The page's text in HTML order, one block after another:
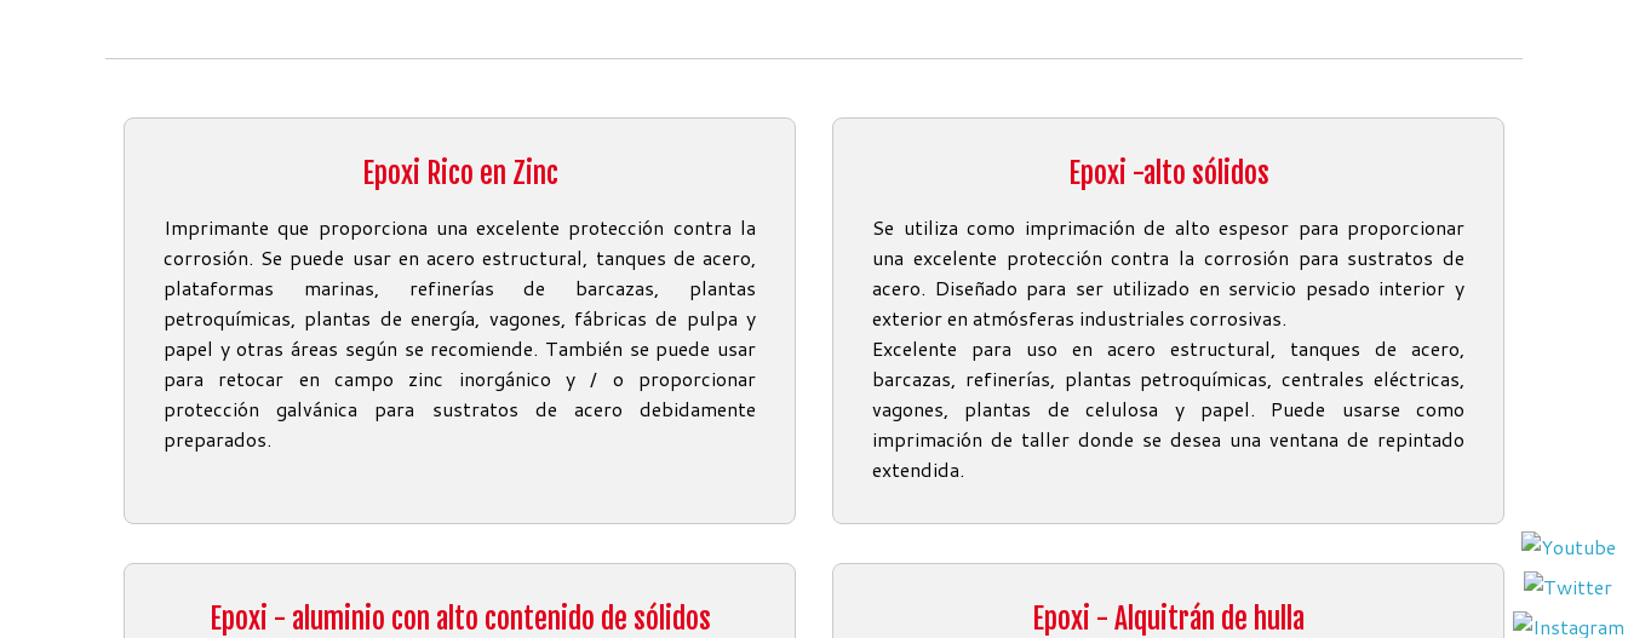
Epoxi Rico en Zinc
Imprimante que proporciona una excelente protección contra la
corrosión. Se puede usar en acero estructural, tanques de acero,
plataformas marinas, refinerías de barcazas, plantas
petroquímicas, plantas de energía, vagones, fábricas de pulpa y
papel y otras áreas según se recomiende. También se puede usar
para retocar en campo zinc inorgánico y / o proporcionar
protección galvánica para sustratos de acero debidamente
preparados.
Epoxi -alto sólidos
Se utiliza como imprimación de alto espesor para proporcionar
una excelente protección contra la corrosión para sustratos de
acero. Diseñado para ser utilizado en servicio pesado interior y
exterior en atmósferas industriales corrosivas.
Excelente para uso en acero estructural, tanques de acero,
barcazas, refinerías, plantas petroquímicas, centrales eléctricas,
vagones, plantas de celulosa y papel. Puede usarse como
imprimación de taller donde se desea una ventana de repintado
extendida.
Epoxi - aluminio con alto contenido de sólidos Epoxi - Alquitrán de hulla